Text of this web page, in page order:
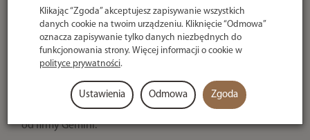
U ciebie
nawet w 24h
Opis producenta
Trzonki z możliwością szybkiej wymiany do worków PVA
od firmy Gemini.
Klikając “Zgoda” akceptujesz zapisywanie wszystkich
danych cookie na twoim urządzeniu. Kliknięcie “Odmowa”
oznacza zapisywanie tylko danych niezbędnych do
funkcjonowania strony. Więcej informacji o cookie w
polityce prywatności.
Ustawienia Odmowa Zgoda